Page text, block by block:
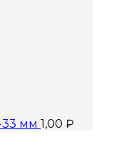
33 мм 1,00 ₽